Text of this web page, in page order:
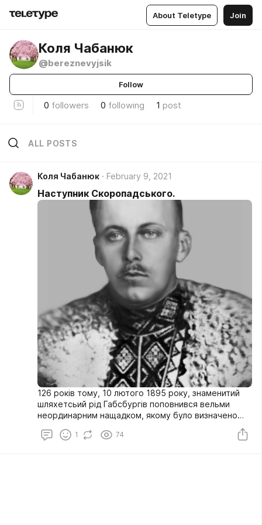
About Teletype Join
Коля Чабанюк
@bereznevyjsik
Follow
0 followers 0 following 1 post
ALL POSTS
Коля Чабанюк February 9, 2021
Наступник Скоропадського.
126 років тому, 10 лютого 1895 року, знаменитий
шляхетсьий рід Габсбургів поповнився вельми
неординарним нащадком, якому було визначено
долею стати українцем і відіграти неабияку роль у
нашій історії.
1 74